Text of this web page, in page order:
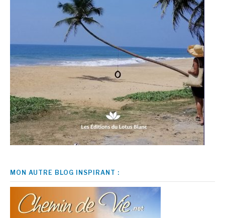
MON AUTRE BLOG INSPIRANT :